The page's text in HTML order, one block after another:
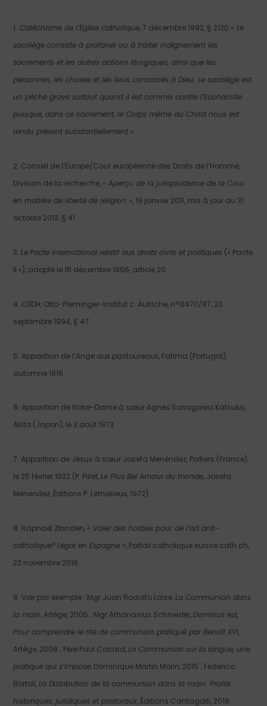
1. Catéchisme de l’Église catholique, 7 décembre 1992, § 2120 « Le
sacrilège consiste à profaner ou à traiter indignement les
sacrements et les autres actions liturgiques, ainsi que les
personnes, les choses et les lieux consacrés à Dieu. Le sacrilège est
un péché grave surtout quand il est commis contre l’Eucharistie
puisque, dans ce sacrement, le Corps même du Christ nous est
rendu présent substantiellement ».
2. Conseil de l’Europe/Cour européenne des Droits de l’Homme,
Division de la recherche, « Aperçu de la jurisprudence de la Cour
en matière de liberté de religion », 19 janvier 2011, mis à jour au 31
octobre 2013, § 41.
3. LePacte international relatif aux droits civils et politiques (« Pacte
II »), adopté le 16 décembre 1966, article 20.
4. CEDH, Otto-Preminger-Institut c. Autriche, n°13470/87, 20
septembre 1994, § 47.
5. Apparition de l’Ange aux pastoureaux, Fatima (Portugal),
automne 1916.
6. Apparition de Notre-Dame à sœur Agnès Sasagawa Katsuko,
Akita (Japon), le 3 août 1973.
7. Apparition de Jésus à sœur Josefa Menéndez, Poitiers (France),
le 25 février 1922 (P. Pillet,Le Plus Bel Amour du monde, Josefa
Menendez, Éditions P. Lethielleux, 1972).
8. Raphaël Zbinden, « Voler des hosties pour de l’art anti-
catholique? Légal en Espagne », Portail catholique suisse cath.ch,
22 novembre 2016.
9. Voir par exemple : Mgr Juan Rodolfo Laise,La Communion dans
la main, Artège, 2005 ; Mgr Athanasius Schneider,Dominus est,
Pour comprendre le rite de communion pratiqué par Benoît XVI,
Artège, 2008 ; Père Paul Cocard,La Communion sur la langue, une
pratique qui s’impose, Dominique Martin Morin, 2015 ; Federico
Bortoli,La Distribution de la communion dans la main. Profils
historiques, juridiques et pastoraux, Éditions Cantagalli, 2018.